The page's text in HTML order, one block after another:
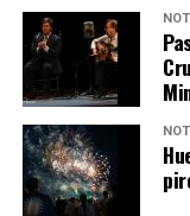
hace 5 días·